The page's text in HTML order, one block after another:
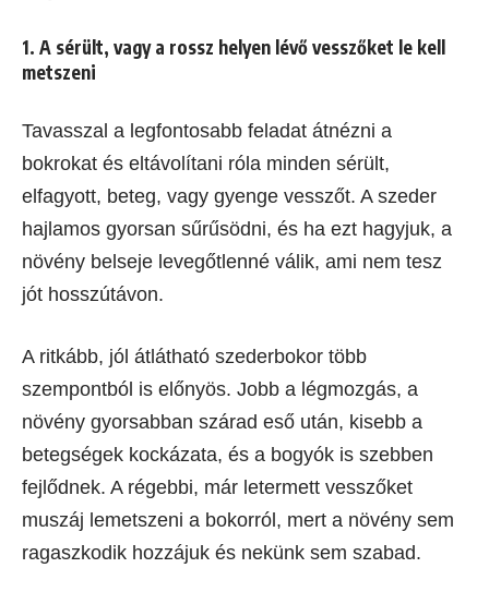
1. A sérült, vagy a rossz helyen lévő vesszőket le kell
metszeni
Tavasszal a legfontosabb feladat átnézni a
bokrokat és eltávolítani róla minden sérült,
elfagyott, beteg, vagy gyenge vesszőt. A szeder
hajlamos gyorsan sűrűsödni, és ha ezt hagyjuk, a
növény belseje levegőtlenné válik, ami nem tesz
jót hosszútávon.
A ritkább, jól átlátható szederbokor több
szempontból is előnyös. Jobb a légmozgás, a
növény gyorsabban szárad eső után, kisebb a
betegségek kockázata, és a bogyók is szebben
fejlődnek. A régebbi, már letermett vesszőket
muszáj lemetszeni a bokorról, mert a növény sem
ragaszkodik hozzájuk és nekünk sem szabad.